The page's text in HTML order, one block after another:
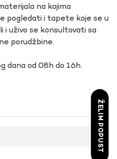
na kojima
pogledati i tapete koje se u
uživo se konsultovati sa
porudžbine.
dana od 08h do 16h.
ŽELIM POPUST